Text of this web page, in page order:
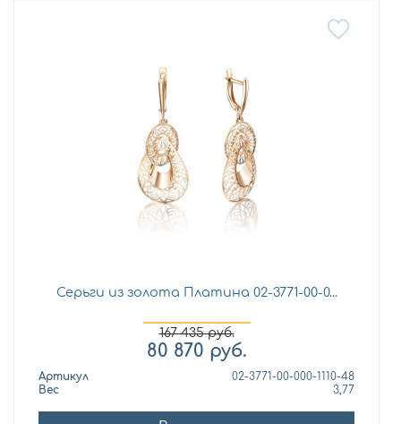
Серьги из золота Платина 02-3771-00-0...
167 435руб.
80 870 руб.
Артикул
02-3771-00-000-1110-48
Вес
3,77